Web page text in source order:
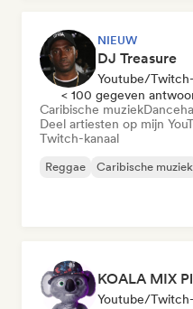
NIEUW
DJ Treasure
Youtube/
< 100 gegeven
Caribische muziek
Deel artiesten op mijn
Twitch-kanaal
Reggae Caribische muziek
KOALA MIX